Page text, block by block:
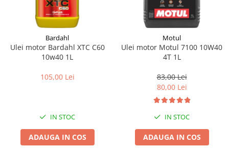
Bardahl
Ulei motor Bardahl XTC C60
10w40 1L
105,00 Lei
IN STOC
ADAUGA IN COS
Motul
Ulei motor Motul 7100 10W40
4T 1L
83,00 Lei
80,00 Lei
IN STOC
ADAUGA IN COS